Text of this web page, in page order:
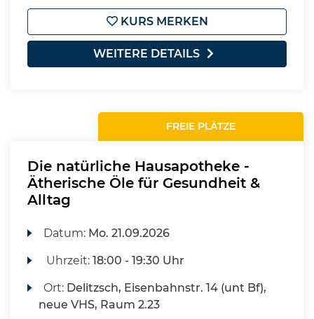
KURS MERKEN
WEITERE DETAILS
FREIE PLÄTZE
Die natürliche Hausapotheke -
Ätherische Öle für Gesundheit &
Alltag
Datum: Mo. 21.09.2026
Uhrzeit:18:00 - 19:30 Uhr
Ort: Delitzsch, Eisenbahnstr. 14 (unt Bf),
neue VHS, Raum 2.23